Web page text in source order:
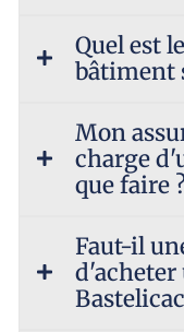
Quel est
bâtiment
Mon
charge
que faire
Faut-il
d'acheter